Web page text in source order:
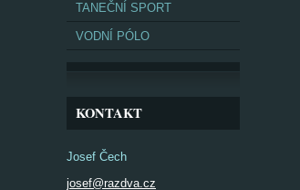
TANEČNÍ SPORT
VODNÍ PÓLO
KONTAKT
Josef Čech
josef@razdva.cz